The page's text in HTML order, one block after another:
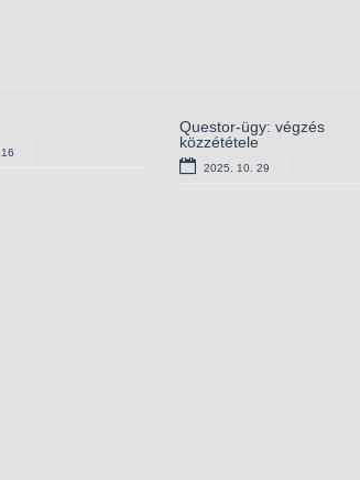
Questor-ügy: végzés
közzététele
2025. 10. 29
járások – elnyert
Európai lakossági
egészségfelmérés –
csatlakozzon Ön is!